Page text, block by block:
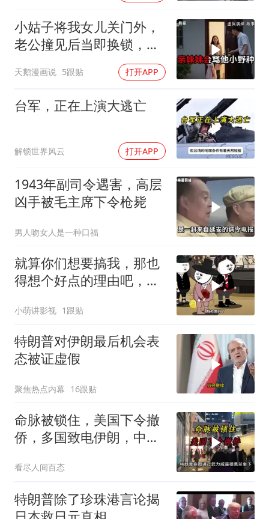
小姑子将我女儿关门外，
老公撞见后当即换锁，将
天鹅漫画说 5跟贴 打开APP
台军，正在上演大逃亡
解锁世界风云 打开APP
1943年副司令遇害，高层
凶手被毛主席下令枪毙
男人吻女人是一种口福
就算你们想要搞我，那也
得想个好点的理由吧，这
小萌讲影视 1跟贴
特朗普对伊朗最后机会表
态被证虚假
聚焦热点内幕 16跟贴
命脉被锁住，美国下令撤
侨，多国致电伊朗，中国
看尽人间百态
特朗普除了珍珠港言论揭